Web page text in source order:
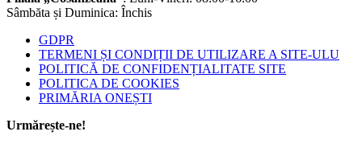
Sâmbăta și Duminica: Închis
GDPR
TERMENI ȘI CONDIȚII DE UTILIZARE A SITE-ULU
POLITICĂ DE CONFIDENȚIALITATE SITE
POLITICA DE COOKIES
PRIMĂRIA ONEȘTI
Urmărește-ne!